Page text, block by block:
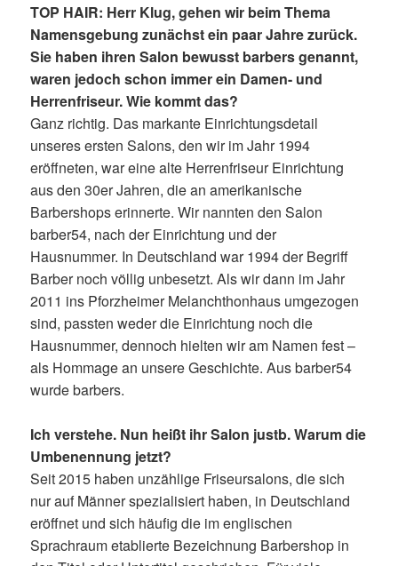
TOP HAIR: Herr Klug, gehen wir beim Thema
Namensgebung zunächst ein paar Jahre zurück.
Sie haben ihren Salon bewusst barbers genannt,
waren jedoch schon immer ein Damen- und
Herrenfriseur. Wie kommt das?
Ganz richtig. Das markante Einrichtungsdetail
unseres ersten Salons, den wir im Jahr 1994
eröffneten, war eine alte Herrenfriseur Einrichtung
aus den 30er Jahren, die an amerikanische
Barbershops erinnerte. Wir nannten den Salon
barber54, nach der Einrichtung und der
Hausnummer. In Deutschland war 1994 der Begriff
Barber noch völlig unbesetzt. Als wir dann im Jahr
2011 ins Pforzheimer Melanchthonhaus umgezogen
sind, passten weder die Einrichtung noch die
Hausnummer, dennoch hielten wir am Namen fest –
als Hommage an unsere Geschichte. Aus barber54
wurde barbers.
Ich verstehe. Nun heißt ihr Salon justb. Warum die
Umbenennung jetzt?
Seit 2015 haben unzählige Friseursalons, die sich
nur auf Männer spezialisiert haben, in Deutschland
eröffnet und sich häufig die im englischen
Sprachraum etablierte Bezeichnung Barbershop in